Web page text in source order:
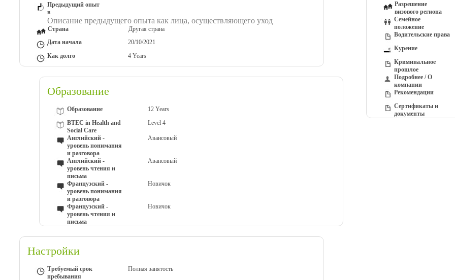
Предыдущий опыт
в
Описание предыдущего опыта как лица, осуществляющего уход
Страна
Другая страна
Дата начала
20/10/2021
Как долго
4 Years
Разрешение
визового региона
Семейное
положение
Водительские права
Курение
Криминальное
прошлое
Подробнее / О
компании
Рекомендации
Сертификаты и
документы
Образование
Образование
12 Years
BTEC in Health and
Social Care
Level 4
Английский -
уровень понимания
и разговора
Авансовый
Английский -
уровень чтения и
письма
Авансовый
Французский -
уровень понимания
и разговора
Новичок
Французский -
уровень чтения и
письма
Новичок
Настройки
Требуемый срок
пребывания
Полная занятость